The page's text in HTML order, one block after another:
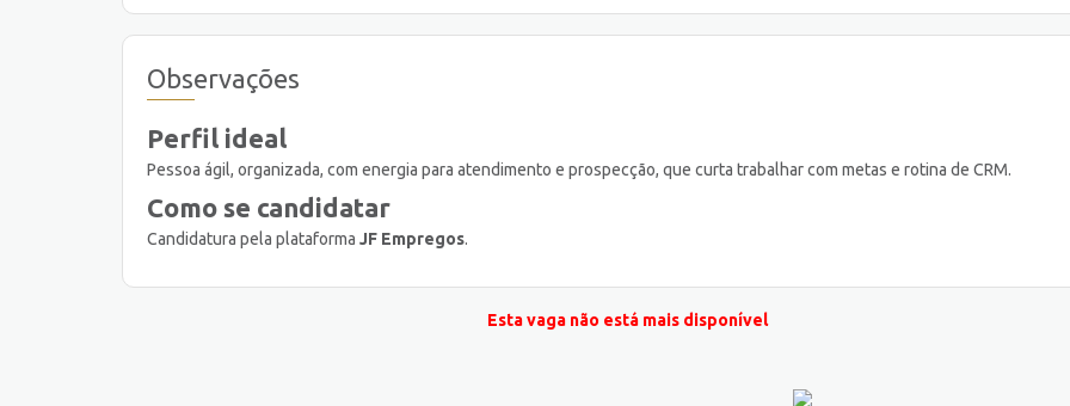
Observações
Perfil ideal
Pessoa ágil, organizada, com energia para atendimento e prospecção, que curta trabalhar com metas e rotina de CRM.
Como se candidatar
Candidatura pela plataforma JF Empregos.
Esta vaga não está mais disponível